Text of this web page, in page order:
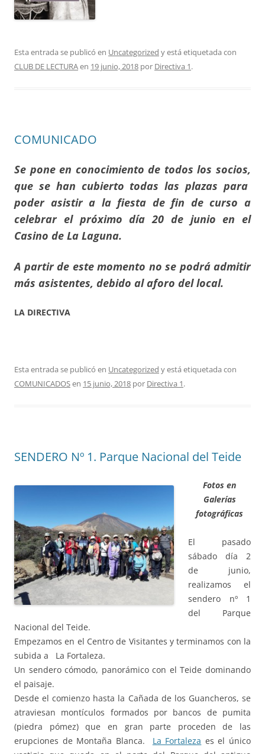
Esta entrada se publicó en Uncategorized y está etiquetada con
CLUB DE LECTURAen 19 junio, 2018 por Directiva 1.
COMUNICADO
Se pone en conocimiento de todos los socios,
que se han cubierto todas las plazas para
poder asistir a la fiesta de fin de curso a
celebrar el próximo día 20 de junio en el
Casino de La Laguna.
A partir de este momento no se podrá admitir
más asistentes, debido al aforo del local.
LA DIRECTIVA
Esta entrada se publicó en Uncategorized y está etiquetada con
COMUNICADOSen 15 junio, 2018 por Directiva 1.
SENDERO Nº 1. Parque Nacional del Teide
Fotos en
Galerías
fotográficas
El pasado
sábado día 2
de junio,
realizamos el
sendero nº 1
del Parque
Nacional del Teide.
Empezamos en el Centro de Visitantes y terminamos con la
subida a La Fortaleza.
Un sendero cómodo, panorámico con el Teide dominando
el paisaje.
Desde el comienzo hasta la Cañada de los Guancheros, se
atraviesan montículos formados por bancos de pumita
(piedra pómez) que en gran parte proceden de las
erupciones de Montaña Blanca.
La Fortaleza es el único